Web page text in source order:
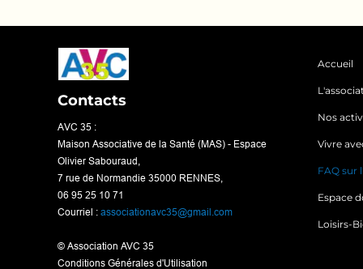
Contacts
AVC 35 :
Maison Associative de la Santé (MAS) - Espace
Olivier Sabouraud,
7 rue de Normandie 35000 RENNES,
06 95 25 10 71
Courriel : associationavc35@gmail.com
© Association AVC 35
Conditions Générales d'Utilisation
Accueil
Nos
Vivre
FAQ sur
Espace
Loisirs-